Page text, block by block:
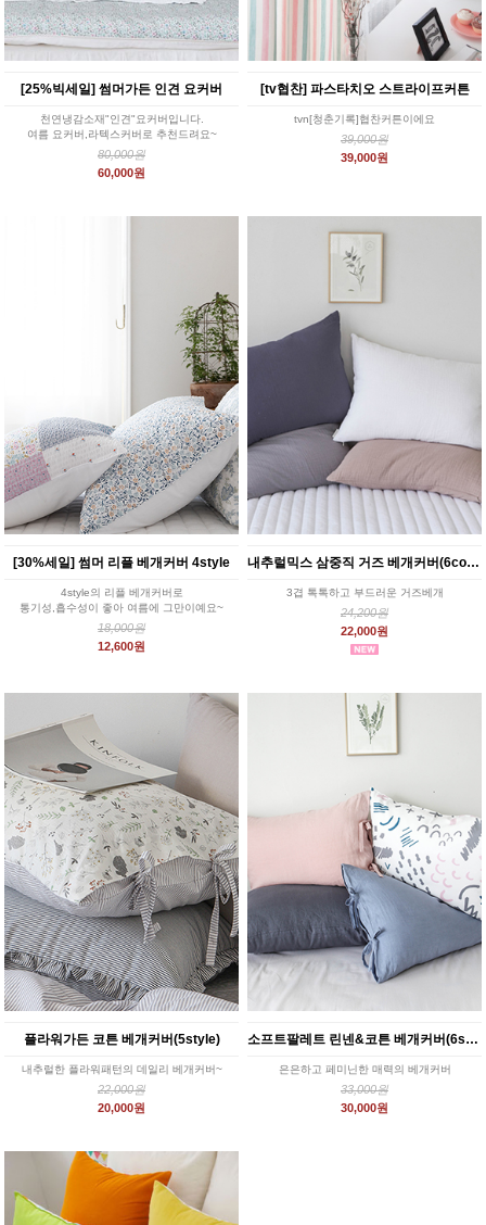
[25%빅세일] 썸머가든 인견 요커버
천연냉감소재"인견"요커버입니다.
여름 요커버,라텍스커버로 추천드려요~
80,000원
60,000원
[tv협찬] 파스타치오 스트라이프커튼
tvn[청춘기록]협찬커튼이에요
39,000원
39,000원
[30%세일] 썸머 리플 베개커버 4style
4style의 리플 베개커버로
통기성,흡수성이 좋아 여름에 그만이예요~
18,000원
12,600원
내추럴믹스 삼중직 거즈 베개커버(6color)
3겹 톡톡하고 부드러운 거즈베개
24,200원
22,000원
플라워가든 코튼 베개커버(5style)
내추럴한 플라워패턴의 데일리 베개커버~
22,000원
20,000원
소프트팔레트 린넨&코튼 베개커버(6style)
은은하고 페미닌한 매력의 베개커버
33,000원
30,000원